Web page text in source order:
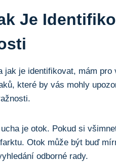
Je
je identifikovat, mám pro
které by⁤ vás mohly‌
je otok. Pokud si
Otok může být buď‌
odborné ‌rady.